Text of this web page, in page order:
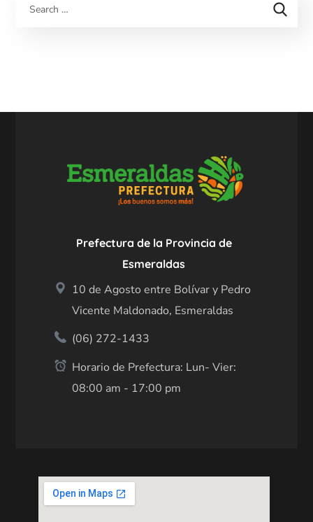
Prefectura de la Provincia de
Esmeraldas
10 de Agosto entre Bolívar y Pedro
Vicente Maldonado, Esmeraldas
(06) 272-1433
Horario de Prefectura: Lun- Vier:
08:00 am - 17:00 pm